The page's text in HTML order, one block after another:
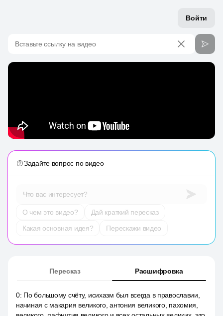
Войти
Вставьте ссылку на видео
Задайте вопрос по видео
Что вас интересует?
О чем это видео?
Дай краткий пересказ
Какая основная идея?
Перескажи видео
Пересказ Расшифровка
0: По большому счёту, исихазм был всегда в православии,
начиная с макария великого, антония великого, пахомия,